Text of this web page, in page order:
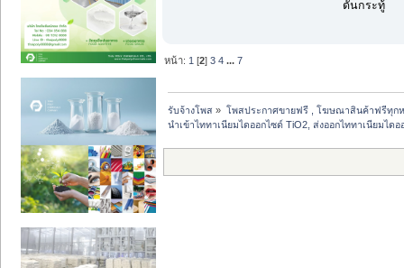
ดันกระทู้
หน้า: 1 [2]3 4 ...7
รับจ้างโพส » โพสประกาศขายฟรี , โฆษณาสินค้าฟรีทุก
นำเข้าไททาเนียมไดออกไซด์ TiO2, ส่งออกไททาเนียมได